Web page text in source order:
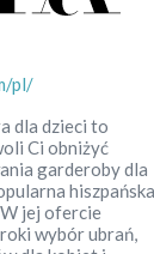
pl/
dla dzieci to
Ci obniżyć
garderoby dla
hiszpańska
jej ofercie
wybór ubrań,